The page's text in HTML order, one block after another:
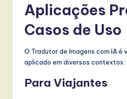
Aplicações
Casos de Uso
O Tradutor de Imagens com IA é
aplicado em diversos contextos:
Para Viajantes